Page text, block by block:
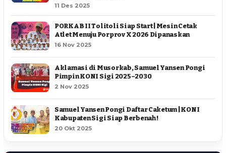
11 Des 2025
PORKAB II Tolitoli Siap Start | Mesin Cetak
Atlet Menuju Porprov X 2026 Dipanaskan
16 Nov 2025
Aklamasi di Musorkab, Samuel Yansen Pongi
Pimpin KONI Sigi 2025–2030
2 Nov 2025
Samuel Yansen Pongi Daftar Caketum | KONI
Kabupaten Sigi Siap Berbenah !
20 Okt 2025